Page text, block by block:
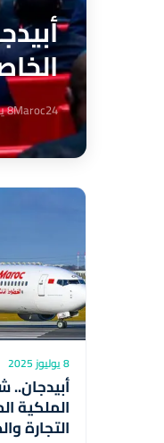
Maroc248 يوليوز 2026
8 يوليوز 2025
الملكية
التجارة